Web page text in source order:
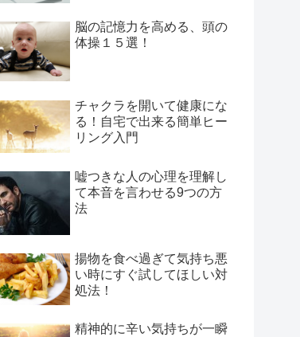
脳の記憶力を高める、頭の
体操１５選！
チャクラを開いて健康にな
る！自宅で出来る簡単ヒー
リング入門
嘘つきな人の心理を理解し
て本音を言わせる9つの方
法
揚物を食べ過ぎて気持ち悪
い時にすぐ試してほしい対
処法！
精神的に辛い気持ちが一瞬